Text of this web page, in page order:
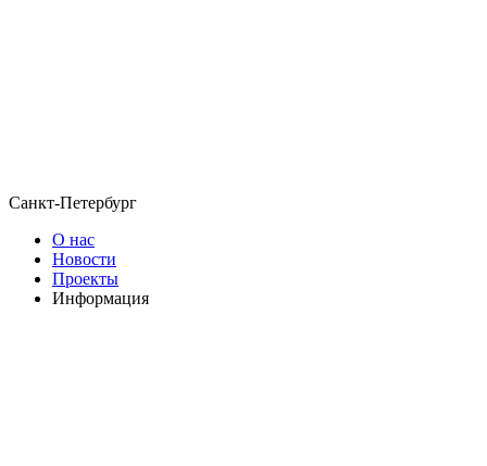
Санкт-Петербург
О нас
Новости
Проекты
Информация